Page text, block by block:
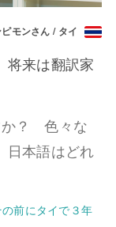
モンさん / タイ
将来は翻訳家
か？ 色々な
日本語はどれ
前にタイで３年